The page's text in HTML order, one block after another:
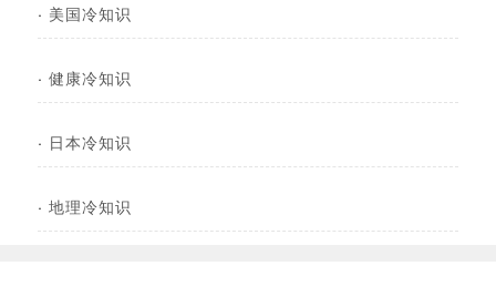
· 美国冷知识
· 健康冷知识
· 日本冷知识
· 地理冷知识